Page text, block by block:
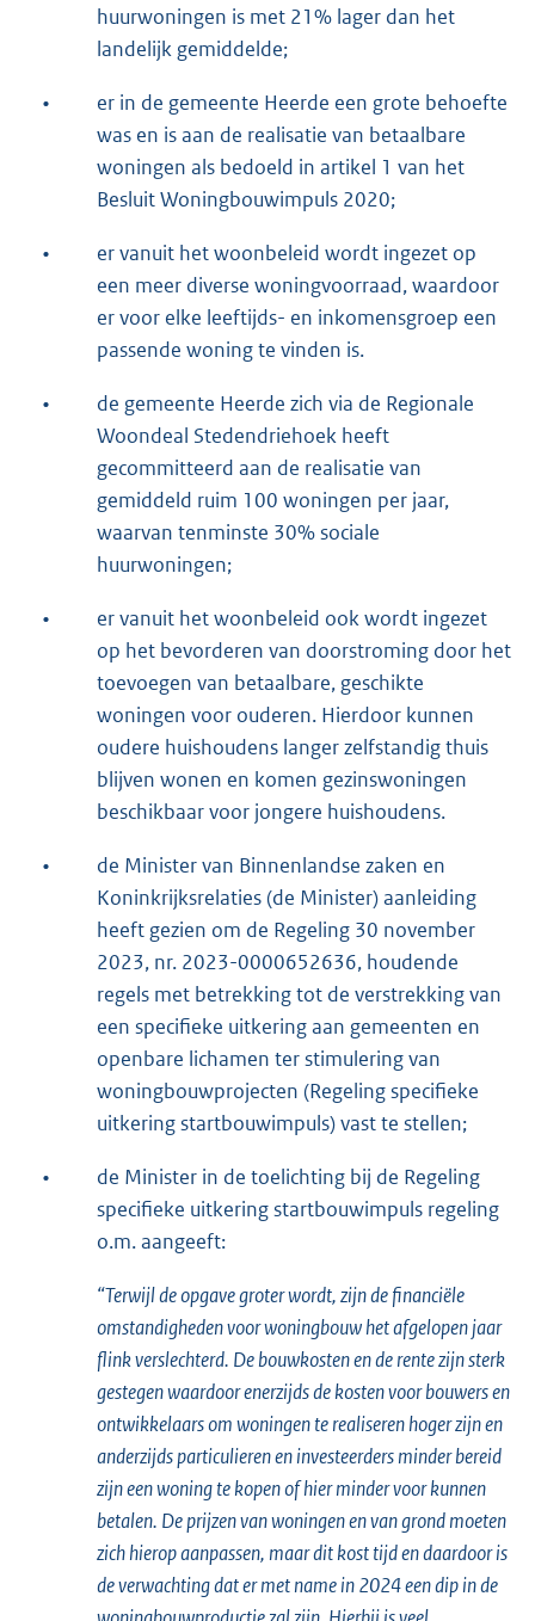
huurwoningen is met 21% lager dan het
landelijk gemiddelde;
•
er in de gemeente Heerde een grote behoefte
was en is aan de realisatie van betaalbare
woningen als bedoeld in artikel 1 van het
Besluit Woningbouwimpuls 2020;
•
er vanuit het woonbeleid wordt ingezet op
een meer diverse woningvoorraad, waardoor
er voor elke leeftijds- en inkomensgroep een
passende woning te vinden is.
•
de gemeente Heerde zich via de Regionale
Woondeal Stedendriehoek heeft
gecommitteerd aan de realisatie van
gemiddeld ruim 100 woningen per jaar,
waarvan tenminste 30% sociale
huurwoningen;
•
er vanuit het woonbeleid ook wordt ingezet
op het bevorderen van doorstroming door het
toevoegen van betaalbare, geschikte
woningen voor ouderen. Hierdoor kunnen
oudere huishoudens langer zelfstandig thuis
blijven wonen en komen gezinswoningen
beschikbaar voor jongere huishoudens.
•
de Minister van Binnenlandse zaken en
Koninkrijksrelaties (de Minister) aanleiding
heeft gezien om de Regeling 30 november
2023, nr. 2023-0000652636, houdende
regels met betrekking tot de verstrekking van
een specifieke uitkering aan gemeenten en
openbare lichamen ter stimulering van
woningbouwprojecten (Regeling specifieke
uitkering startbouwimpuls) vast te stellen;
•
de Minister in de toelichting bij de Regeling
specifieke uitkering startbouwimpuls regeling
o.m. aangeeft:
“Terwijl de opgave groter wordt, zijn de financiële
omstandigheden voor woningbouw het afgelopen jaar
flink verslechterd. De bouwkosten en de rente zijn sterk
gestegen waardoor enerzijds de kosten voor bouwers en
ontwikkelaars om woningen te realiseren hoger zijn en
anderzijds particulieren en investeerders minder bereid
zijn een woning te kopen of hier minder voor kunnen
betalen. De prijzen van woningen en van grond moeten
zich hierop aanpassen, maar dit kost tijd en daardoor is
de verwachting dat er met name in 2024 een dip in de